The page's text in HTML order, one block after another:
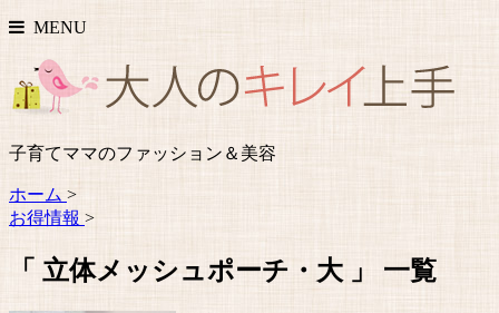
MENU
子育てママのファッション＆美容
ホーム >
お得情報 >
「 立体メッシュポーチ・大 」 一覧